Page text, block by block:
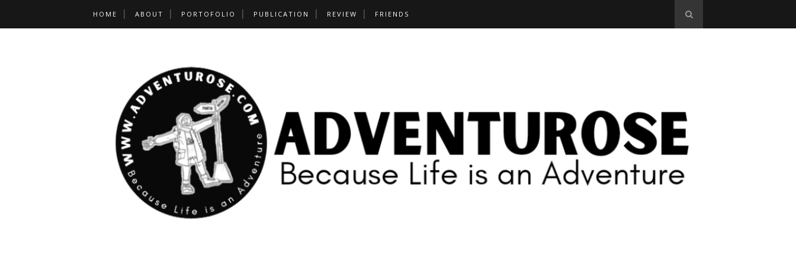
HOME ABOUT PORTOFOLIO PUBLICATION REVIEW FRIENDS